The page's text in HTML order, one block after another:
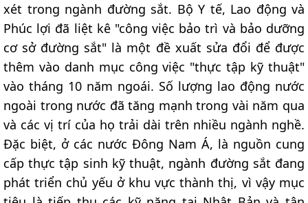
xét trong ngành đường sắt. Bộ Y tế, Lao động và
Phúc lợi đã liệt kê "công việc bảo trì và bảo dưỡng
cơ sở đường sắt" là một đề xuất sửa đổi để được
thêm vào danh mục công việc "thực tập kỹ thuật"
vào tháng 10 năm ngoái. Số lượng lao động nước
ngoài trong nước đã tăng mạnh trong vài năm qua
và các vị trí của họ trải dài trên nhiều ngành nghề.
Đặc biệt, ở các nước Đông Nam Á, là nguồn cung
cấp thực tập sinh kỹ thuật, ngành đường sắt đang
phát triển chủ yếu ở khu vực thành thị, vì vậy mục